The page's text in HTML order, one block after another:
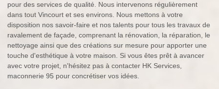
pour des services de qualité. Nous intervenons régulièrement
dans tout Vincourt et ses environs. Nous mettons à votre
disposition nos savoir-faire et nos talents pour tous les travaux de
ravalement de façade, comprenant la rénovation, la réparation, le
nettoyage ainsi que des créations sur mesure pour apporter une
touche d'esthétique à votre maison. Si vous êtes prêt à avancer
avec votre projet, n'hésitez pas à contacter HK Services,
maconnerie 95 pour concrétiser vos idées.